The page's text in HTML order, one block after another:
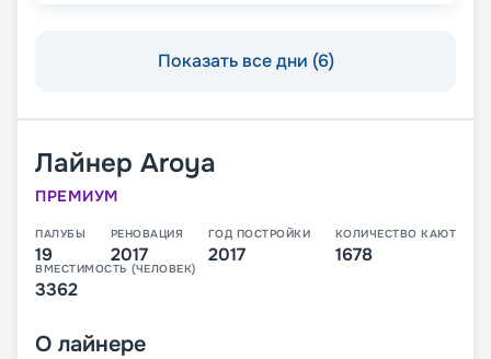
Показать все дни (6)
Лайнер Aroya
ПРЕМИУМ
ПАЛУБЫ
19
РЕНОВАЦИЯ
2017
ГОД ПОСТРОЙКИ
2017
КОЛИЧЕСТВО КАЮТ
1678
ВМЕСТИМОСТЬ (ЧЕЛОВЕК)
3362
О лайнере